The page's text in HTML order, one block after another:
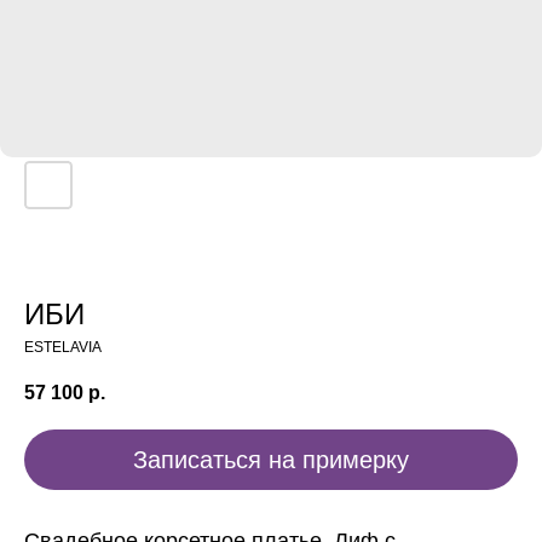
ИБИ
ESTELAVIA
57 100 р.
Записаться на примерку